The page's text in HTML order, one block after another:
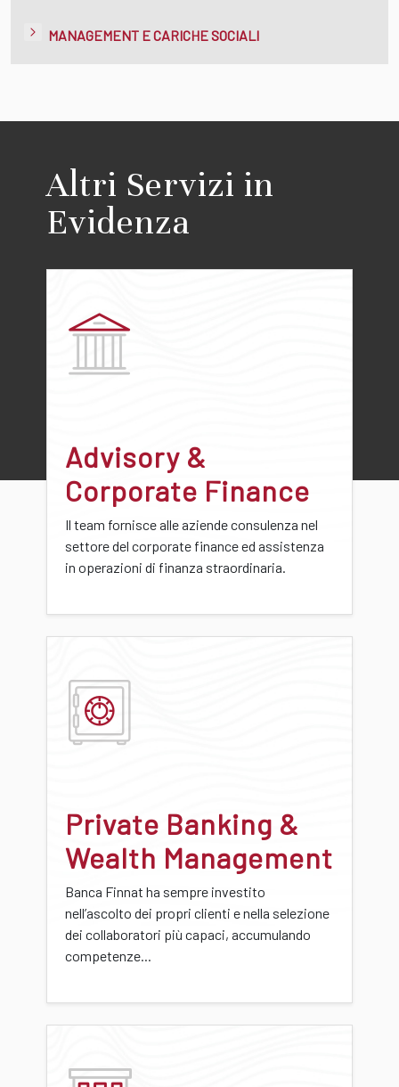
MANAGEMENT E CARICHE SOCIALI
Altri Servizi in
Evidenza
Advisory &
Corporate Finance
Il team fornisce alle aziende consulenza nel
settore del corporate finance ed assistenza
in operazioni di finanza straordinaria.
Private Banking &
Wealth Management
Banca Finnat ha sempre investito
nell’ascolto dei propri clienti e nella selezione
dei collaboratori più capaci, accumulando
competenze...